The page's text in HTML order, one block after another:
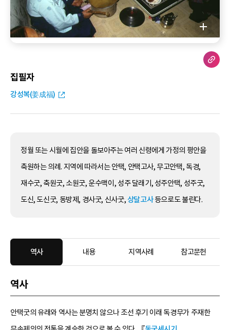
집필자
강성복(姜成福)
정월 또는 시월에 집안을 돌보아주는 여러 신령에게 가정의 평안을
축원하는 의례. 지역에 따라서는 안택, 안택고사, 무고안택, 독경,
재수굿, 축원굿, 소원굿, 운수맥이, 성주 달래기, 성주안택, 성주굿,
도신, 도신굿, 동방제, 경사굿, 신사굿, 상달고사등으로도 불린다.
역사 내용 지역사례 참고문헌
역사
안택굿의 유래와 역사는 분명치 않으나 조선 후기 이래 독경무가 주재한